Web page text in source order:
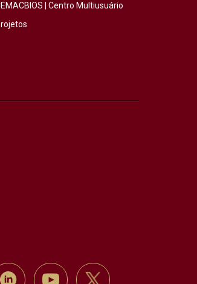
| Centro Multiusuário